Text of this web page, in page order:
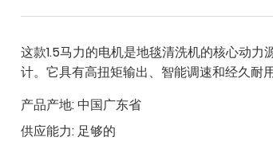
这款1.5马力的电机是地毯清洗机的核心动
计。它具有高扭矩输出、智能调速和经久耐用
产品产地: 中国广东省
供应能力: 足够的